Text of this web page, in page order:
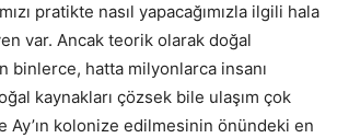
pratikte nasıl yapacağımızla ilgili hala
var. Ancak teorik olarak doğal
binlerce, hatta milyonlarca insanı
kaynakları çözsek bile ulaşım çok
Ay’ın kolonize edilmesinin önündeki en